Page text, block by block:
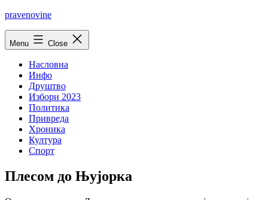
Skip
pravenovine
Menu Close
Насловна
Инфо
Друштво
Избори 2023
Политика
Привреда
Хроника
Култура
Спорт
Плесом до Њуjорка